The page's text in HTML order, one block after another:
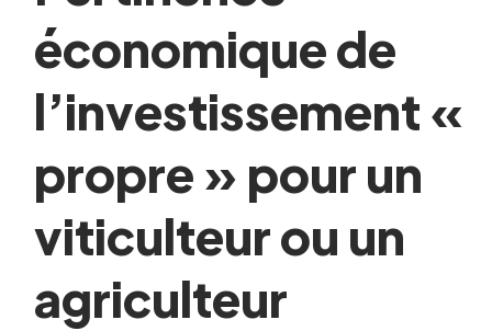
économique de
l’investissement «
propre » pour un
viticulteur ou un
agriculteur